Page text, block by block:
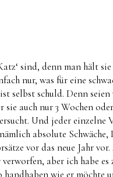
sind, denn man hält
nur, was für eine
selbst schuld. Denn
auch nur 3 Wochen
Und jeder einzelne
absolute Schwäche,
vor das neue Jahr
aber ich habe es
wie er möchte